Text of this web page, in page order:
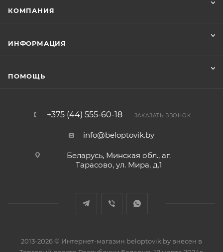
КОМПАНИЯ
ИНФОРМАЦИЯ
ПОМОЩЬ
+375 (44) 555-60-18 ЗАКАЗАТЬ ЗВОНОК
info@beloptovik.by
Беларусь, Минская обл., аг.
Тарасово, ул. Мира, д.1
2013-2026 © Интернет-магазин beloptovik.by внесен в